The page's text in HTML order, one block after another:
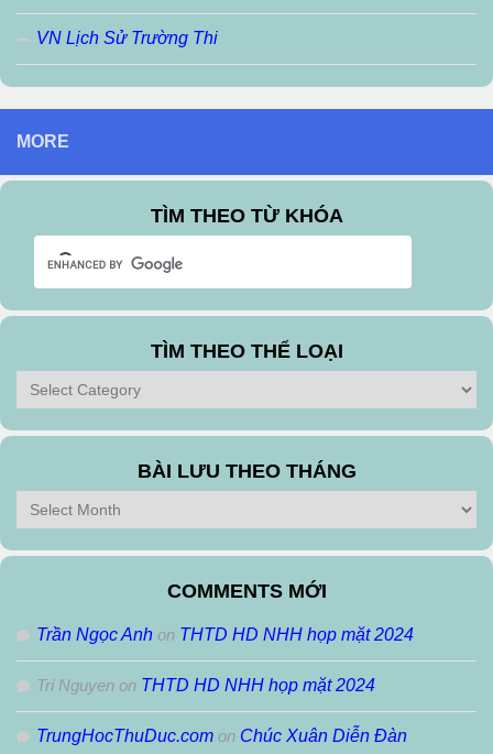
VN Lịch Sử Trường Thi
MORE
TÌM THEO TỪ KHÓA
TÌM THEO THỂ LOẠI
Tìm
theo
Thể
BÀI LƯU THEO THÁNG
Bài
Lưu
Theo
COMMENTS MỚI
Trần Ngọc Anh on THTD HD NHH họp mặt 2024
Tri Nguyen on THTD HD NHH họp mặt 2024
TrungHocThuDuc.com on Chúc Xuân Diễn Đàn